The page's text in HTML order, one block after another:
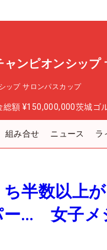
ンピオンシップ
ップ サロンパスカップ
総額 ¥150,000,000茨城ゴ
組み合せ ニュース ラ
半数以上
ー… 女子メ